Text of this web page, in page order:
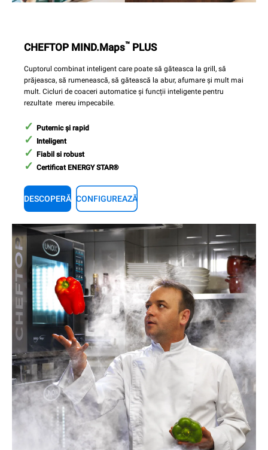
CHEFTOP MIND.Maps™ PLUS
Cuptorul combinat inteligent care poate să găteasca la grill, să
prăjeasca, să rumenească, să gătească la abur, afumare și mult mai
mult. Cicluri de coaceri automatice și funcții inteligente pentru
rezultate mereu impecabile.
Puternic și rapid
Inteligent
Fiabil si robust
Certificat ENERGY STAR®
DESCOPERĂ CONFIGUREAZĂ